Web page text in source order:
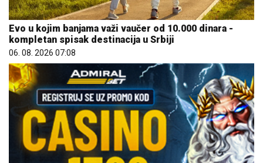
Evo u kojim banjama važi vaučer od 10.000 dinara -
kompletan spisak destinacija u Srbiji
06. 08. 2026 07:08